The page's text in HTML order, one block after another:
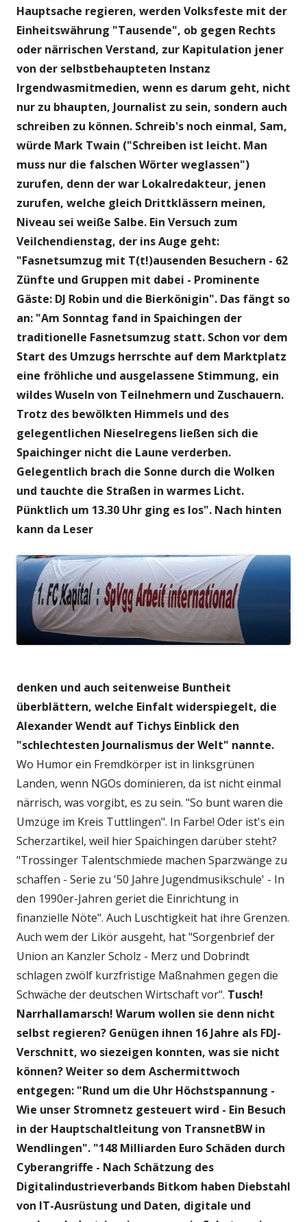
Hauptsache regieren, werden Volksfeste mit der
Einheitswährung "Tausende", ob gegen Rechts
oder närrischen Verstand, zur Kapitulation jener
von der selbstbehaupteten Instanz
Irgendwasmitmedien, wenn es darum geht, nicht
nur zu bhaupten, Journalist zu sein, sondern auch
schreiben zu können. Schreib's noch einmal, Sam,
würde Mark Twain ("Schreiben ist leicht. Man
muss nur die falschen Wörter weglassen")
zurufen, denn der war Lokalredakteur, jenen
zurufen, welche gleich Drittklässern meinen,
Niveau sei weiße Salbe. Ein Versuch zum
Veilchendienstag, der ins Auge geht:
"Fasnetsumzug mit T(t!)ausenden Besuchern - 62
Zünfte und Gruppen mit dabei - Prominente
Gäste: DJ Robin und die Bierkönigin". Das fängt so
an: "Am Sonntag fand in Spaichingen der
traditionelle Fasnetsumzug statt. Schon vor dem
Start des Umzugs herrschte auf dem Marktplatz
eine fröhliche und ausgelassene Stimmung, ein
wildes Wuseln von Teilnehmern und Zuschauern.
Trotz des bewölkten Himmels und des
gelegentlichen Nieselregens ließen sich die
Spaichinger nicht die Laune verderben.
Gelegentlich brach die Sonne durch die Wolken
und tauchte die Straßen in warmes Licht.
Pünktlich um 13.30 Uhr ging es los". Nach hinten
kann da Leser
denken und auch seitenweise Buntheit
überblättern, welche Einfalt widerspiegelt, die
Alexander Wendt auf Tichys Einblick den
"schlechtesten Journalismus der Welt" nannte.
Wo Humor ein Fremdkörper ist in linksgrünen
Landen, wenn NGOs dominieren, da ist nicht einmal
närrisch, was vorgibt, es zu sein. "So bunt waren die
Umzüge im Kreis Tuttlingen". In Farbe! Oder ist's ein
Scherzartikel, weil hier Spaichingen darüber steht?
"Trossinger Talentschmiede machen Sparzwänge zu
schaffen - Serie zu '50 Jahre Jugendmusikschule' - In
den 1990er-Jahren geriet die Einrichtung in
finanzielle Nöte". Auch Luschtigkeit hat ihre Grenzen.
Auch wem der Likör ausgeht, hat "Sorgenbrief der
Union an Kanzler Scholz - Merz und Dobrindt
schlagen zwölf kurzfristige Maßnahmen gegen die
Schwäche der deutschen Wirtschaft vor". Tusch!
Narrhallamarsch! Warum wollen sie denn nicht
selbst regieren? Genügen ihnen 16 Jahre als FDJ-
Verschnitt, wo siezeigen konnten, was sie nicht
können? Weiter so dem Aschermittwoch
entgegen: "Rund um die Uhr Höchstspannung -
Wie unser Stromnetz gesteuert wird - Ein Besuch
in der Hauptschaltleitung von TransnetBW in
Wendlingen". "148 Milliarden Euro Schäden durch
Cyberangriffe - Nach Schätzung des
Digitalindustrieverbands Bitkom haben Diebstahl
von IT-Ausrüstung und Daten, digitale und